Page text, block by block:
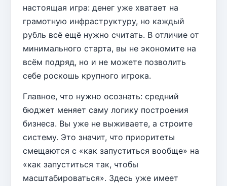
настоящая игра: денег уже хватает на
грамотную инфраструктуру, но каждый
рубль всё ещё нужно считать. В отличие от
минимального старта, вы не экономите на
всём подряд, но и не можете позволить
себе роскошь крупного игрока.
Главное, что нужно осознать: средний
бюджет меняет саму логику построения
бизнеса. Вы уже не выживаете, а строите
систему. Это значит, что приоритеты
смещаются с «как запуститься вообще» на
«как запуститься так, чтобы
масштабироваться». Здесь уже имеет